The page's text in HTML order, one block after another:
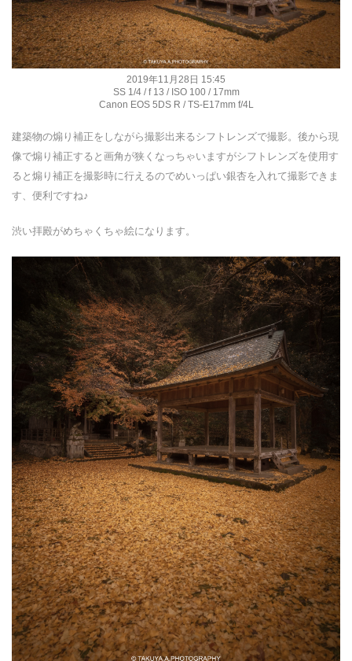
2019年11月28日 15:45
SS 1/4 / f 13 / ISO 100 / 17mm
Canon EOS 5DS R / TS-E17mm f/4L
建築物の煽り補正をしながら撮影出来るシフトレンズで撮影。後から現
像で煽り補正すると画角が狭くなっちゃいますがシフトレンズを使用す
ると煽り補正を撮影時に行えるのでめいっぱい銀杏を入れて撮影できま
す、便利ですね♪
渋い拝殿がめちゃくちゃ絵になります。